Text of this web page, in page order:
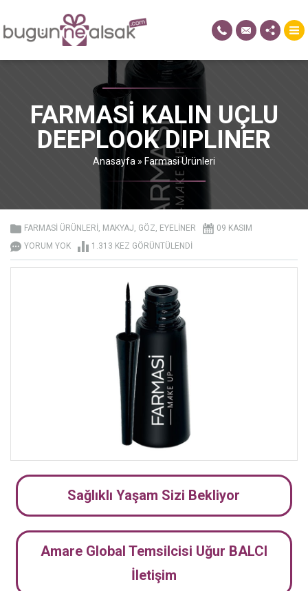
FARMASI KALIN UÇLU
DEEPLOOK DIPLINER
Anasayfa » Farmasi Ürünleri
FARMASI ÜRÜNLERI, MAKYAJ, GÖZ, EYELINER
09 KASIM
YORUM YOK
1.313 KEZ GÖRÜNTÜLENDI
Sağlıklı Yaşam Sizi Bekliyor
Amare Global Temsilcisi Uğur BALCI
İletişim